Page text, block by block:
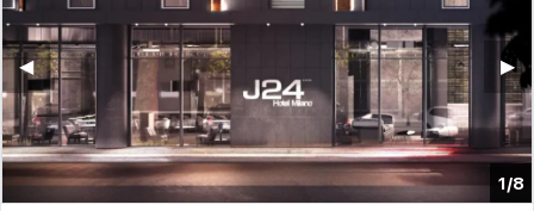
1/8
▶︎
◀︎